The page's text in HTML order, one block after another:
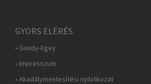
GYORS ELÉRÉS
• Gondy-Egey
• Impresszum
• Akadálymentesítési nyilatkozat